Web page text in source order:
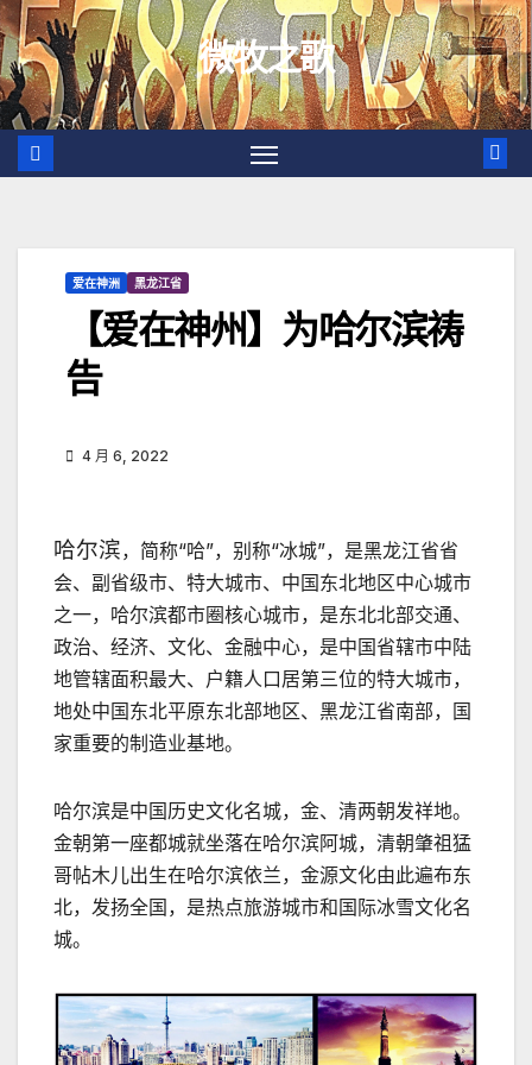
跳
至
内
容
微牧之歌
爱在神洲 黑龙江省
【爱在神州】为哈尔滨祷
告
4 月 6, 2022
哈尔滨，简称“哈”，别称“冰城”，是黑龙江省省
会、副省级市、特大城市、中国东北地区中心城市
之一，哈尔滨都市圈核心城市，是东北北部交通、
政治、经济、文化、金融中心，是中国省辖市中陆
地管辖面积最大、户籍人口居第三位的特大城市，
地处中国东北平原东北部地区、黑龙江省南部，国
家重要的制造业基地。
哈尔滨是中国历史文化名城，金、清两朝发祥地。
金朝第一座都城就坐落在哈尔滨阿城，清朝肇祖猛
哥帖木儿出生在哈尔滨依兰，金源文化由此遍布东
北，发扬全国，是热点旅游城市和国际冰雪文化名
城。